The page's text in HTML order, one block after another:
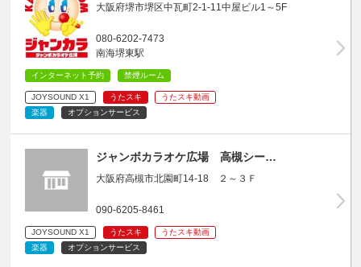
大阪府堺市堺区中瓦町2-1-11中屋ビル1～5F
080-6202-7473
南海堺東駅
インターネット予約 禁煙ルーム
JOYSOUND X1 うたスキ
うたスキ動画
楽器
オプションサービス
ジャンボカラオケ広場 高槻シー…
大阪府高槻市北園町14-18 ２～３Ｆ
090-6205-8461
JOYSOUND X1 うたスキ
うたスキ動画
楽器
オプションサービス